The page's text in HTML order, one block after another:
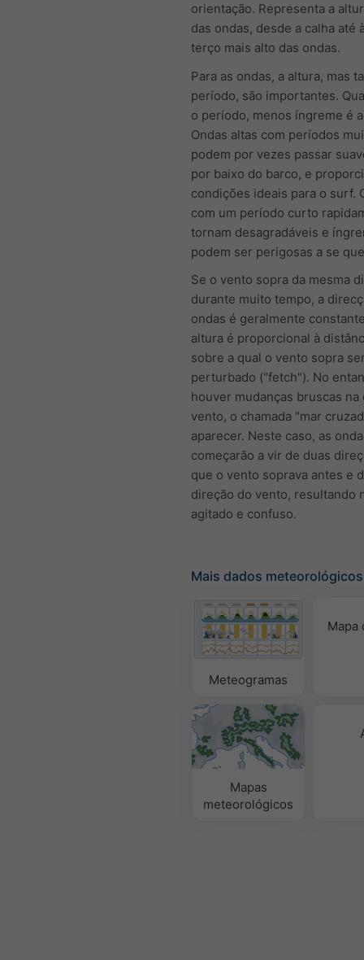
orientação. Representa a
das ondas, desde a calha até
terço mais alto das ondas.
Para as ondas, a altura, mas
período, são importantes.
o período, menos íngreme é
Ondas altas com períodos
podem por vezes passar
por baixo do barco, e
condições ideais para o surf.
com um período curto
tornam desagradáveis e
podem ser perigosas a se
Se o vento sopra da mesma
durante muito tempo, a
ondas é geralmente
altura é proporcional à
sobre a qual o vento sopra
perturbado ("fetch"). No
houver mudanças bruscas na
vento, o chamada "mar
aparecer. Neste caso, as
começarão a vir de duas
que o vento soprava antes e
direção do vento, resultando
agitado e confuso.
Mais dados meteorológicos
Meteogramas
Mapa
Mapas
meteorológicos